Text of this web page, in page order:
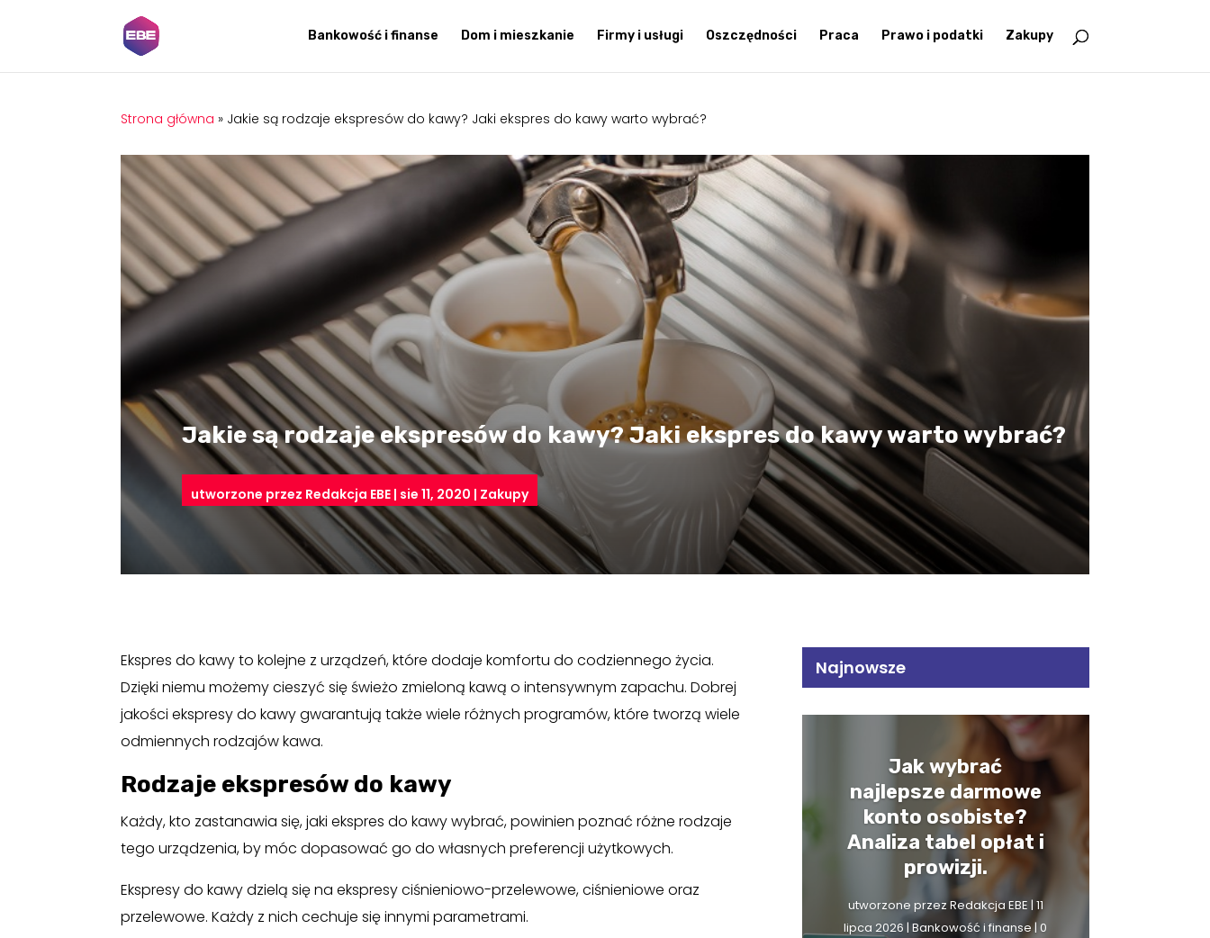
Bankowość i finanse Dom i mieszkanie Firmy i usługi Oszczędności Praca Prawo i podatki Zakupy
Strona główna » Jakie są rodzaje ekspresów do kawy? Jaki ekspres do kawy warto wybrać?
Jakie są rodzaje ekspresów do kawy? Jaki ekspres do kawy warto wybrać?
utworzone przez Redakcja EBE| sie 11, 2020 | Zakupy
Ekspres do kawy to kolejne z urządzeń, które dodaje komfortu do codziennego życia.
Dzięki niemu możemy cieszyć się świeżo zmieloną kawą o intensywnym zapachu. Dobrej
jakości ekspresy do kawy gwarantują także wiele różnych programów, które tworzą wiele
odmiennych rodzajów kawa.
Rodzaje ekspresów do kawy
Każdy, kto zastanawia się, jaki ekspres do kawy wybrać, powinien poznać różne rodzaje
tego urządzenia, by móc dopasować go do własnych preferencji użytkowych.
Ekspresy do kawy dzielą się na ekspresy ciśnieniowo-przelewowe, ciśnieniowe oraz
przelewowe. Każdy z nich cechuje się innymi parametrami.
Najnowsze
Jak wybrać
najlepsze darmowe
konto osobiste?
Analiza tabel opłat i
prowizji.
utworzone przezRedakcja EBE | 11
lipca 2026 |Bankowość i finanse| 0